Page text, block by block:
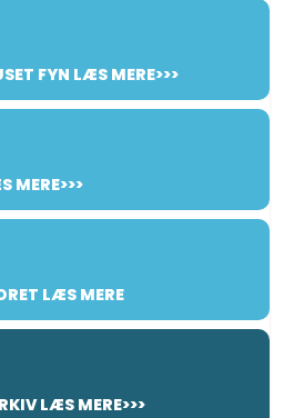
FYN LÆS MERE>>>
MERE>>>
LÆS MERE
LÆS MERE>>>